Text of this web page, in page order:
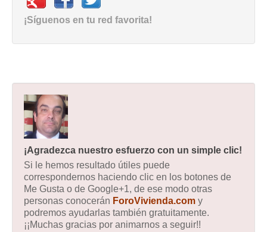
¡Síguenos en tu red favorita!
¡Agradezca nuestro esfuerzo con un simple clic!
Si le hemos resultado útiles puede
correspondernos haciendo clic en los botones de
Me Gusta o de Google+1, de ese modo otras
personas conocerán ForoVivienda.com y
podremos ayudarlas también gratuitamente.
¡¡Muchas gracias por animarnos a seguir!!